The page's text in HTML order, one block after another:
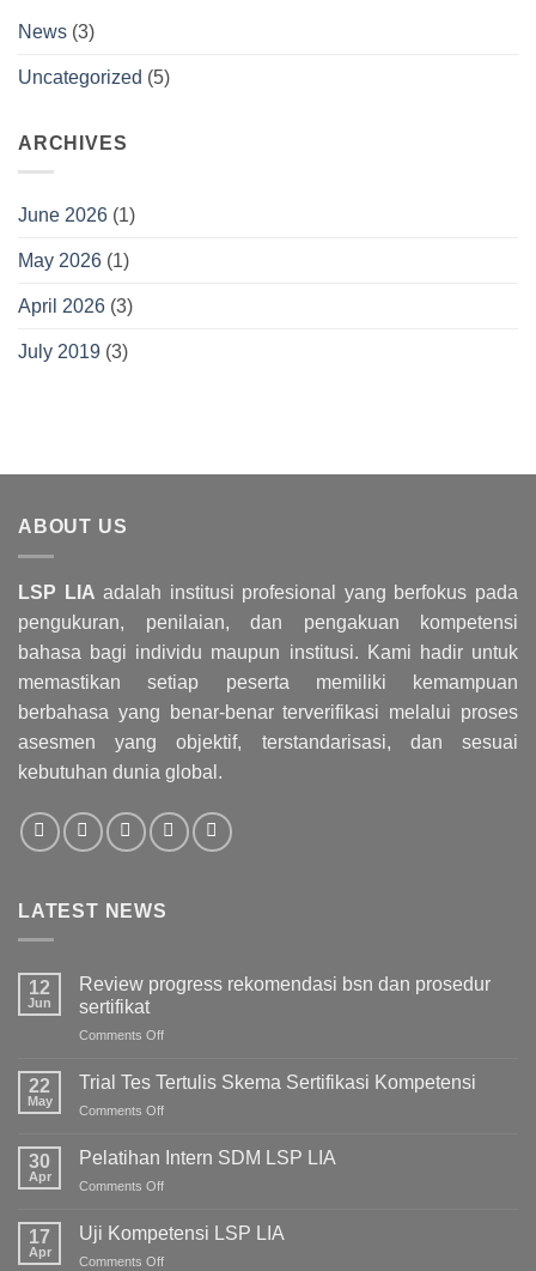
News (3)
Uncategorized (5)
ARCHIVES
June 2026 (1)
May 2026 (1)
April 2026 (3)
July 2019 (3)
ABOUT US
LSP LIA adalah institusi profesional yang berfokus pada
pengukuran, penilaian, dan pengakuan kompetensi
bahasa bagi individu maupun institusi. Kami hadir untuk
memastikan setiap peserta memiliki kemampuan
berbahasa yang benar-benar terverifikasi melalui proses
asesmen yang objektif, terstandarisasi, dan sesuai
kebutuhan dunia global.
LATEST NEWS
12
Jun
Review progress rekomendasi bsn dan prosedur
sertifikat
Comments Off
progress
prosedur
22
May
Trial Tes Tertulis Skema Sertifikasi Kompetensi
Comments Off
Tes
Kompetensi
30
Apr
Pelatihan Intern SDM LSP LIA
Comments Off
Intern
17
Apr
Uji Kompetensi LSP LIA
Comments Off